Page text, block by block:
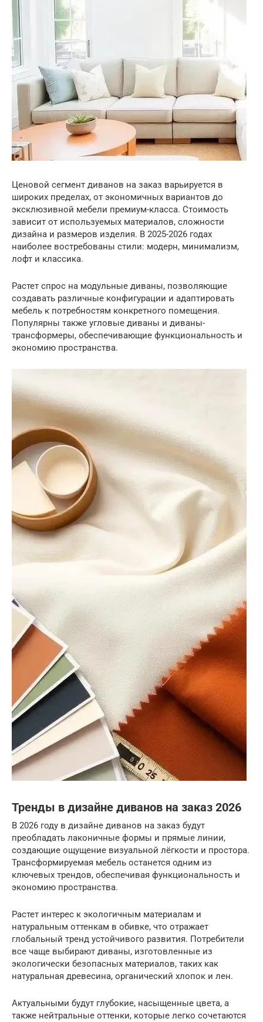
Ценовой сегмент диванов на заказ варьируется в
широких пределах, от экономичных вариантов до
эксклюзивной мебели премиум-класса. Стоимость
зависит от используемых материалов, сложности
дизайна и размеров изделия. В 2025-2026 годах
наиболее востребованы стили: модерн, минимализм,
лофт и классика.
Растет спрос на модульные диваны, позволяющие
создавать различные конфигурации и адаптировать
мебель к потребностям конкретного помещения.
Популярны также угловые диваны и диваны-
трансформеры, обеспечивающие функциональность и
экономию пространства.
Тренды в дизайне диванов на заказ 2026
В 2026 году в дизайне диванов на заказ будут
преобладать лаконичные формы и прямые линии,
создающие ощущение визуальной лёгкости и простора.
Трансформируемая мебель останется одним из
ключевых трендов, обеспечивая функциональность и
экономию пространства.
Растет интерес к экологичным материалам и
натуральным оттенкам в обивке, что отражает
глобальный тренд устойчивого развития. Потребители
все чаще выбирают диваны, изготовленные из
экологически безопасных материалов, таких как
натуральная древесина, органический хлопок и лен.
Актуальными будут глубокие, насыщенные цвета, а
также нейтральные оттенки, которые легко сочетаются